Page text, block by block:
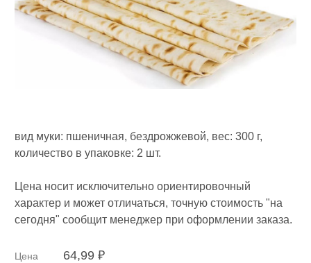
вид муки: пшеничная, бездрожжевой, вес: 300 г,
количество в упаковке: 2 шт.
Цена носит исключительно ориентировочный
характер и может отличаться, точную стоимость "на
сегодня" сообщит менеджер при оформлении заказа.
Цена 64,99 ₽